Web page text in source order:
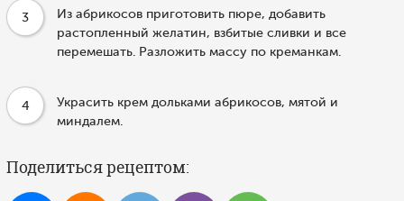
3
Из абрикосов приготовить пюре, добавить
растопленный желатин, взбитые сливки и все
перемешать. Разложить массу по креманкам.
4
Украсить крем дольками абрикосов, мятой и
миндалем.
Поделиться рецептом: